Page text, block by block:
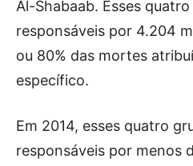
Al-Shabaab. Esses
responsáveis ​​por 4.204
ou 80% das mortes
específico.
Em 2014, esses quatro
responsáveis ​​por menos